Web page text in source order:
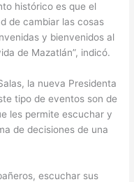
histórico es que el
de cambiar las cosas
y bienvenidos al
de Mazatlán”, indicó.
la nueva Presidenta
tipo de eventos son de
les permite escuchar y
de decisiones de una
escuchar sus